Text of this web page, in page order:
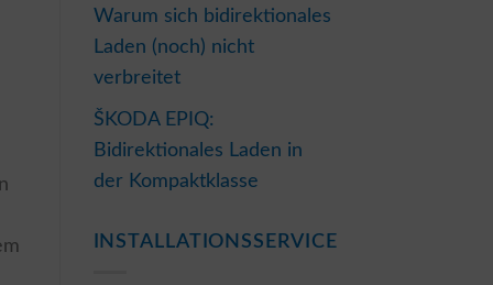
Warum sich bidirektionales
Laden (noch) nicht
verbreitet
ŠKODA EPIQ:
Bidirektionales Laden in
der Kompaktklasse
INSTALLATIONSSERVICE